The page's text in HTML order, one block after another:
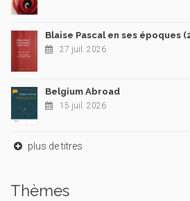
Blaise Pascal en ses époques
27 juil. 2026
Belgium Abroad
15 juil. 2026
plus de titres
Thèmes